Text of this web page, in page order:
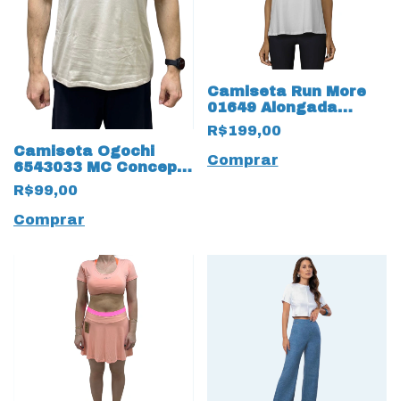
Camiseta Ogochi
6543033 MC Concept
Algodão 19214 Bege
R$99,00
Comprar
Camiseta Run More
01649 Alongada
19309 tecido New
Trip
R$199,00
Comprar